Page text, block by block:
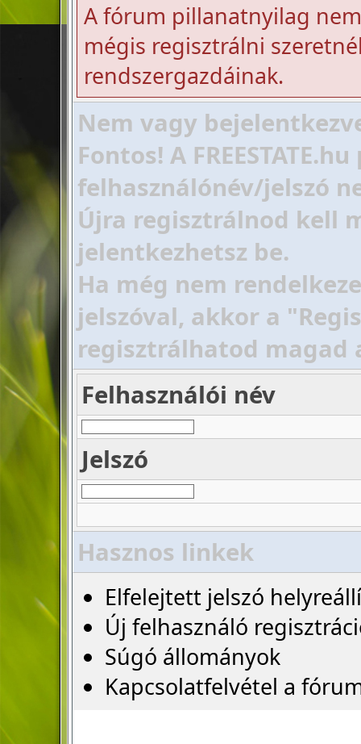
A fórum pillanatnyilag
mégis regisztrálni
rendszergazdáinak.
Nem vagy
Fontos! A
felhasználónév/jelszó
Újra regisztrálnod kell
jelentkezhetsz be.
Ha még nem
jelszóval, akkor a
regisztrálhatod magad
Felhasználói név
Jelszó
Hasznos linkek
Elfelejtett jelszó
Új felhasználó
Súgó állományok
Kapcsolatfelvétel a